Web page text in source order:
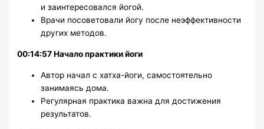
и заинтересовался йогой.
Врачи посоветовали йогу после неэффективности
других методов.
00:14:57 Начало практики йоги
Автор начал с хатха-йоги, самостоятельно
занимаясь дома.
Регулярная практика важна для достижения
результатов.